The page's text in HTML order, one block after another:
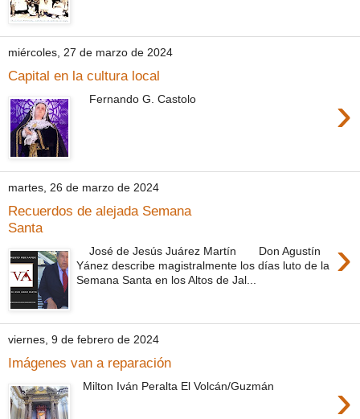
miércoles, 27 de marzo de 2024
Capital en la cultura local
›
Fernando G. Castolo
martes, 26 de marzo de 2024
Recuerdos de alejada Semana
Santa
›
José de Jesús Juárez Martín Don Agustín
Yánez describe magistralmente los días luto de la
Semana Santa en los Altos de Jal...
viernes, 9 de febrero de 2024
Imágenes van a reparación
›
Milton Iván Peralta El Volcán/Guzmán